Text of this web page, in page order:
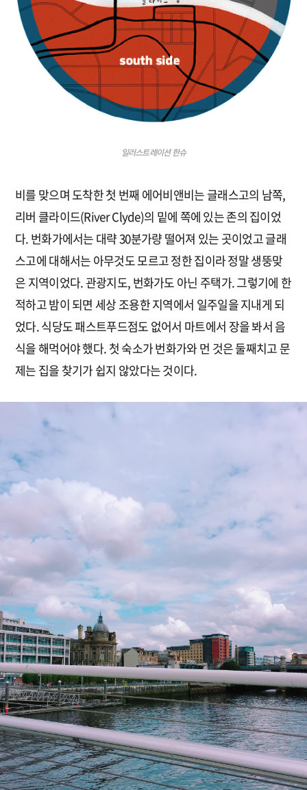
일러스트레이션 한슈
비를 맞으며 도착한 첫 번째 에어비앤비는 글래스고의 남쪽,
리버 클라이드(River Clyde)의 밑에 쪽에 있는 존의 집이었
다. 번화가에서는 대략 30분가량 떨어져 있는 곳이었고 글래
스고에 대해서는 아무것도 모르고 정한 집이라 정말 생뚱맞
은 지역이었다. 관광지도, 번화가도 아닌 주택가. 그렇기에 한
적하고 밤이 되면 세상 조용한 지역에서 일주일을 지내게 되
었다. 식당도 패스트푸드점도 없어서 마트에서 장을 봐서 음
식을 해먹어야 했다. 첫 숙소가 번화가와 먼 것은 둘째치고 문
제는 집을 찾기가 쉽지 않았다는 것이다.